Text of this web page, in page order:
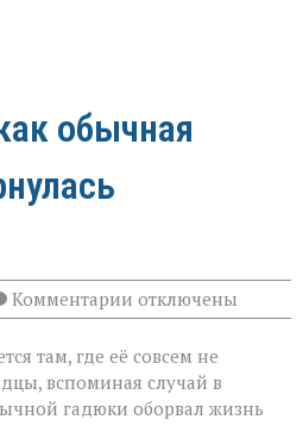
обычная
Комментарии к
записи
укус:
как
обычная
прогулка
отключены
там, где её совсем не
вспоминая случай в
гадюки оборвал жизнь